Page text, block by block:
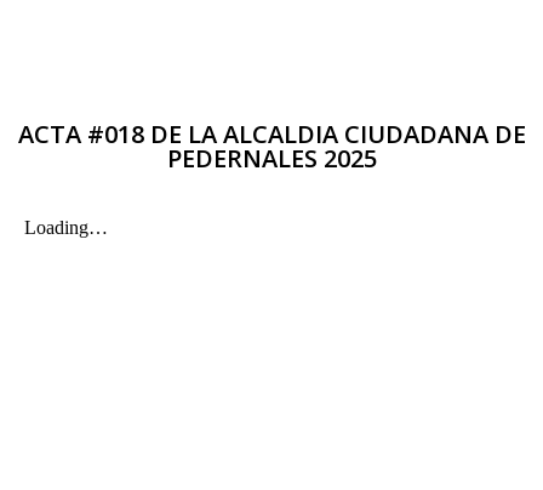
ACTA #018 DE LA ALCALDIA CIUDADANA DE
PEDERNALES 2025